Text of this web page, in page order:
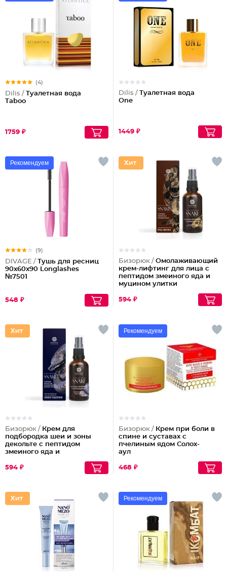
(4)
Dilis / Туалетная вода
Taboo
1759 ₽
Dilis / Туалетная вода
One
1449 ₽
Рекомендуем
(9)
DIVAGE / Тушь для ресниц
90x60x90 Longlashes
№7501
548 ₽
Бизорюк / Омолаживающий
крем-лифтинг для лица с
пептидом змеиного яда и
муцином улитки
594 ₽
Бизорюк / Крем для
подбородка шеи и зоны
декольте с пептидом
змеиного яда и
594 ₽
Рекомендуем
Бизорюк / Крем при боли в
спине и суставах с
пчелиным ядом Солох-
аул
468 ₽
Рекомендуем